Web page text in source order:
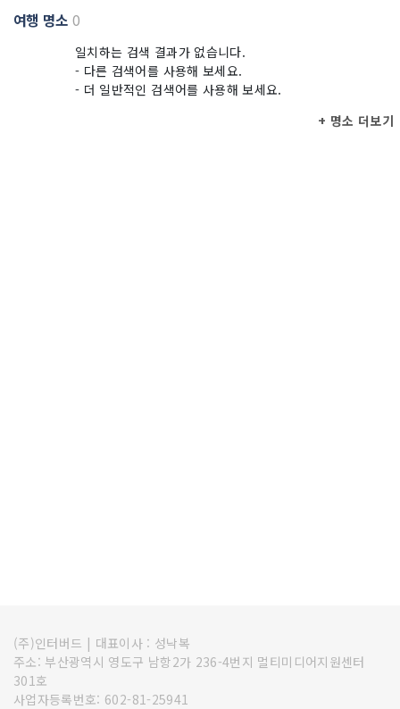
여행 명소0
일치하는 검색 결과가 없습니다.
- 다른 검색어를 사용해 보세요.
- 더 일반적인 검색어를 사용해 보세요.
+ 명소 더보기
(주)인터버드 | 대표이사 : 성낙복
주소: 부산광역시 영도구 남항2가 236-4번지 멀티미디어지원센터
301호
사업자등록번호: 602-81-25941